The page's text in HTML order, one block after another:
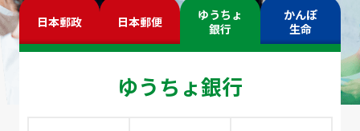
日本郵政 日本郵便
ゆうちょ
銀行
かんぽ
生命
ゆうちょ銀行